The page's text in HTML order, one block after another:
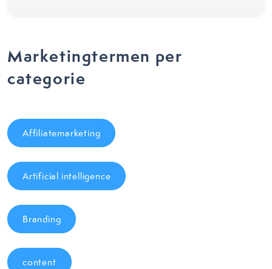
Marketingtermen per
categorie
Affiliatemarketing
Artificial intelligence
Branding
content